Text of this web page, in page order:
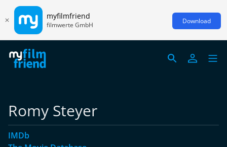
myfilmfriend
filmwerte GmbH Download
Romy Steyer
IMDb